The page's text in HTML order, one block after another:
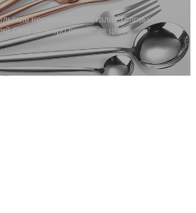
нержавеющей стали столовые
Glod серебро покрытие цвета